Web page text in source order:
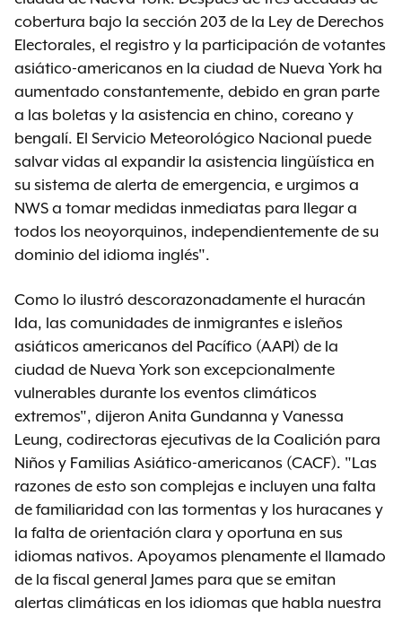
cobertura bajo la sección 203 de la Ley de Derechos
Electorales, el registro y la participación de votantes
asiático-americanos en la ciudad de Nueva York ha
aumentado constantemente, debido en gran parte
a las boletas y la asistencia en chino, coreano y
bengalí. El Servicio Meteorológico Nacional puede
salvar vidas al expandir la asistencia lingüística en
su sistema de alerta de emergencia, e urgimos a
NWS a tomar medidas inmediatas para llegar a
todos los neoyorquinos, independientemente de su
dominio del idioma inglés".
Como lo ilustró descorazonadamente el huracán
Ida, las comunidades de inmigrantes e isleños
asiáticos americanos del Pacífico (AAPI) de la
ciudad de Nueva York son excepcionalmente
vulnerables durante los eventos climáticos
extremos", dijeron Anita Gundanna y Vanessa
Leung, codirectoras ejecutivas de la Coalición para
Niños y Familias Asiático-americanos (CACF). "Las
razones de esto son complejas e incluyen una falta
de familiaridad con las tormentas y los huracanes y
la falta de orientación clara y oportuna en sus
idiomas nativos. Apoyamos plenamente el llamado
de la fiscal general James para que se emitan
alertas climáticas en los idiomas que habla nuestra